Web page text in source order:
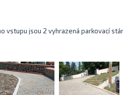
vstupu jsou 2 vyhrazená parkovací